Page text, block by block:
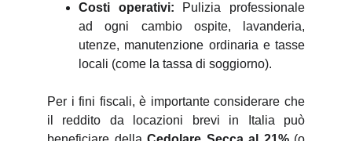
Costi operativi: Pulizia professionale
ad ogni cambio ospite, lavanderia,
utenze, manutenzione ordinaria e tasse
locali (come la tassa di soggiorno).
Per i fini fiscali, è importante considerare che
il reddito da locazioni brevi in Italia può